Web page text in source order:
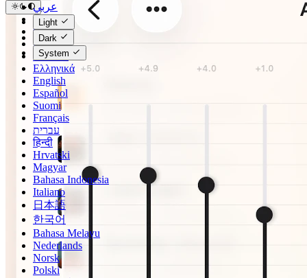
عربي
Català
Čeština
Dansk
Deutsch
Ελληνικά
English
Español
Suomi
Français
עברית
हिन्दी
Hrvatski
Magyar
Bahasa Indonesia
Italiano
日本語
한국어
Bahasa Melayu
Nederlands
Norsk
Polski
Light
Dark
System